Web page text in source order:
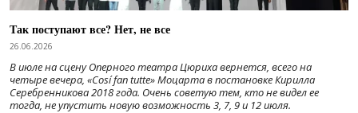
Так поступают все? Нет, не все
26.06.2026
В июле на сцену Оперного театра Цюриха вернется, всего на
четыре вечера, «Cosí fan tutte» Моцарта в постановке Кирилла
Серебренникова 2018 года. Очень советую тем, кто не видел ее
тогда, не упустить новую возможность 3, 7, 9 и 12 июля.